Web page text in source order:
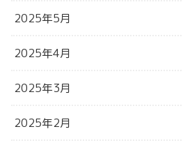
2025年5月
2025年4月
2025年3月
2025年2月